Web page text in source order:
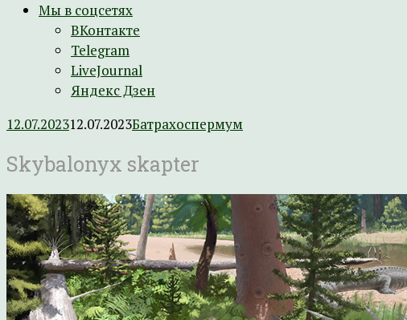
Мы в соцсетях
ВКонтакте
Telegram
LiveJournal
Яндекс Дзен
12.07.202312.07.2023Батрахоспермум
Skybalonyx skapter